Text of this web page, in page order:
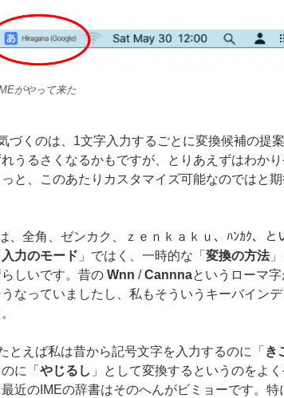
がやって来た
くのは、1文字入力するごとに変換候補の提
うるさくなるかもですが、とりあえずはわか
と、このあたりカスタマイズ可能なのではと
全角、ゼンカク、ｚｅｎｋａｋｕ、ﾊﾝｶｸ、と
入力のモード 」ではく、一時的な「 変換の方法」
しいです。昔の Wnn /Cannnaというローマ
なっていましたし、私もそういうキーバインデ
えば私は昔から記号文字を入力するのに「 き
に「 やじるし 」として変換するというのをよ
近のIMEの辞書はそのへんがビミョーです。特